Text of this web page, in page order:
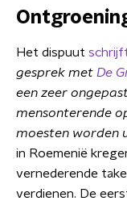
Het dispuut
gesprek met De
een zeer
mensonterende
moesten worden
in Roemenië
vernederende
verdienen. De